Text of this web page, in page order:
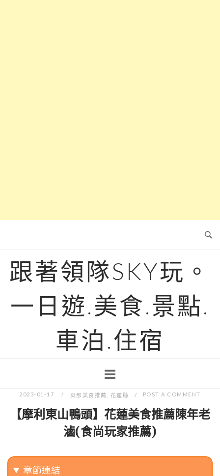
跟著領隊SKY玩。
一日遊.美食.景點.
車泊.住宿
2023-01-17 東部美食推薦 花蓮縣 POST A COMMENT
【摩利東山鴨頭】花蓮美食推薦陳年老
滷(食尚玩家推薦)
章節連結